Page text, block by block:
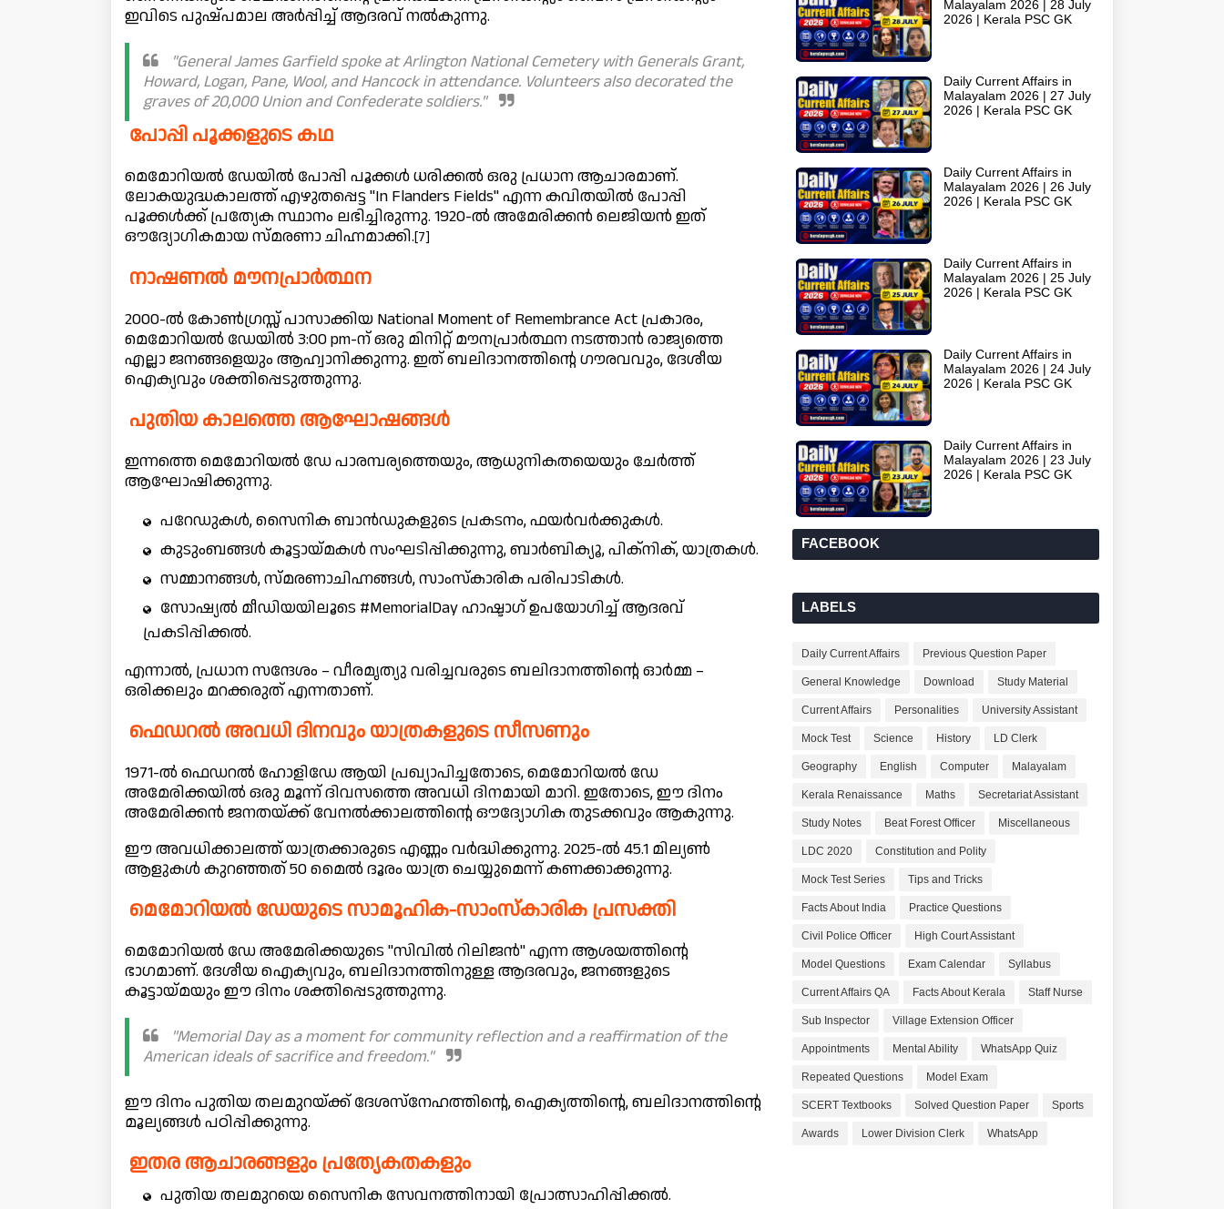
ഇവിടെ പുഷ്പമാല അർപ്പിച്ച് ആദരവ് നൽകുന്നു.
"General James Garfield spoke at Arlington National Cemetery with Generals Grant,
Howard, Logan, Pane, Wool, and Hancock in attendance. Volunteers also decorated the
graves of 20,000 Union and Confederate soldiers."
പോപ്പി പൂക്കളുടെ കഥ
മെമോറിയൽ ഡേയിൽ പോപ്പി പൂക്കൾ ധരിക്കൽ ഒരു പ്രധാന ആചാരമാണ്.
ലോകയുദ്ധകാലത്ത് എഴുതപ്പെട്ട "In Flanders Fields" എന്ന കവിതയിൽ പോപ്പി
പൂക്കൾക്ക് പ്രത്യേക സ്ഥാനം ലഭിച്ചിരുന്നു. 1920-ൽ അമേരിക്കൻ ലെജിയൻ ഇത്
ഔദ്യോഗികമായ സ്മരണാ ചിഹ്നമാക്കി.[7]
നാഷണൽ മൗനപ്രാർത്ഥന
2000-ൽ കോൺഗ്രസ്സ് പാസാക്കിയ National Moment of Remembrance Act പ്രകാരം,
മെമോറിയൽ ഡേയിൽ 3:00 pm-ന് ഒരു മിനിറ്റ് മൗനപ്രാർത്ഥന നടത്താൻ രാജ്യത്തെ
എല്ലാ ജനങ്ങളെയും ആഹ്വാനിക്കുന്നു. ഇത് ബലിദാനത്തിന്റെ ഗൗരവവും, ദേശീയ
ഐക്യവും ശക്തിപ്പെടുത്തുന്നു.
പുതിയ കാലത്തെ ആഘോഷങ്ങൾ
ഇന്നത്തെ മെമോറിയൽ ഡേ പാരമ്പര്യത്തെയും, ആധുനികതയെയും ചേർത്ത്
ആഘോഷിക്കുന്നു.
പറേഡുകൾ, സൈനിക ബാൻഡുകളുടെ പ്രകടനം, ഫയർവർക്കുകൾ.
കുടുംബങ്ങൾ കൂട്ടായ്മകൾ സംഘടിപ്പിക്കുന്നു, ബാർബിക്യൂ, പിക്‌നിക്, യാത്രകൾ.
സമ്മാനങ്ങൾ, സ്മരണാചിഹ്നങ്ങൾ, സാംസ്‌കാരിക പരിപാടികൾ.
സോഷ്യൽ മീഡിയയിലൂടെ #MemorialDay ഹാഷ്ടാഗ് ഉപയോഗിച്ച് ആദരവ്
പ്രകടിപ്പിക്കൽ.
എന്നാൽ, പ്രധാന സന്ദേശം – വീരമൃത്യു വരിച്ചവരുടെ ബലിദാനത്തിന്റെ ഓർമ്മ –
ഒരിക്കലും മറക്കരുത് എന്നതാണ്.
ഫെഡറൽ അവധി ദിനവും യാത്രകളുടെ സീസണും
1971-ൽ ഫെഡറൽ ഹോളിഡേ ആയി പ്രഖ്യാപിച്ചതോടെ, മെമോറിയൽ ഡേ
അമേരിക്കയിൽ ഒരു മൂന്ന് ദിവസത്തെ അവധി ദിനമായി മാറി. ഇതോടെ, ഈ ദിനം
അമേരിക്കൻ ജനതയ്ക്ക് വേനൽക്കാലത്തിന്റെ ഔദ്യോഗിക തുടക്കവും ആകുന്നു.
ഈ അവധിക്കാലത്ത് യാത്രക്കാരുടെ എണ്ണം വർദ്ധിക്കുന്നു. 2025-ൽ 45.1 മില്യൺ
ആളുകൾ കുറഞ്ഞത് 50 മൈൽ ദൂരം യാത്ര ചെയ്യുമെന്ന് കണക്കാക്കുന്നു.
മെമോറിയൽ ഡേയുടെ സാമൂഹിക-സാംസ്‌കാരിക പ്രസക്തി
മെമോറിയൽ ഡേ അമേരിക്കയുടെ "സിവിൽ റിലിജൻ" എന്ന ആശയത്തിന്റെ
ഭാഗമാണ്. ദേശീയ ഐക്യവും, ബലിദാനത്തിനുള്ള ആദരവും, ജനങ്ങളുടെ
കൂട്ടായ്മയും ഈ ദിനം ശക്തിപ്പെടുത്തുന്നു.
"Memorial Day as a moment for community reflection and a reaffirmation of the
American ideals of sacrifice and freedom."
ഈ ദിനം പുതിയ തലമുറയ്ക്ക് ദേശസ്നേഹത്തിന്റെ, ഐക്യത്തിന്റെ, ബലിദാനത്തിന്റെ
മൂല്യങ്ങൾ പഠിപ്പിക്കുന്നു.
ഇതര ആചാരങ്ങളും പ്രത്യേകതകളും
പുതിയ തലമുറയെ സൈനിക സേവനത്തിനായി പ്രോത്സാഹിപ്പിക്കൽ.
Malayalam 2026 | 28 July
2026 | Kerala PSC GK
Daily Current Affairs in
Malayalam 2026 | 27 July
2026 | Kerala PSC GK
Daily Current Affairs in
Malayalam 2026 | 26 July
2026 | Kerala PSC GK
Daily Current Affairs in
Malayalam 2026 | 25 July
2026 | Kerala PSC GK
Daily Current Affairs in
Malayalam 2026 | 24 July
2026 | Kerala PSC GK
Daily Current Affairs in
Malayalam 2026 | 23 July
2026 | Kerala PSC GK
FACEBOOK
LABELS
Daily Current Affairs Previous Question Paper
General Knowledge Download Study Material
Current Affairs Personalities University Assistant
Mock Test Science History LD Clerk
Geography English Computer Malayalam
Kerala Renaissance Maths Secretariat Assistant
Study Notes Beat Forest Officer Miscellaneous
LDC 2020 Constitution and Polity
Mock Test Series Tips and Tricks
Facts About India Practice Questions
Civil Police Officer High Court Assistant
Model Questions Exam Calendar Syllabus
Current Affairs QA Facts About Kerala Staff Nurse
Sub Inspector Village Extension Officer
Appointments Mental Ability WhatsApp Quiz
Repeated Questions Model Exam
SCERT Textbooks Solved Question Paper Sports
Awards Lower Division Clerk WhatsApp